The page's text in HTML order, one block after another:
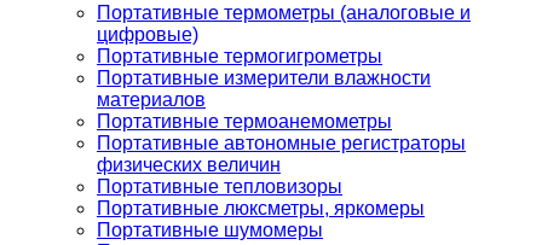
Портативные термометры (аналоговые и
цифровые)
Портативные термогигрометры
Портативные измерители влажности
материалов
Портативные термоанемометры
Портативные автономные регистраторы
физических величин
Портативные тепловизоры
Портативные люксметры, яркомеры
Портативные шумомеры